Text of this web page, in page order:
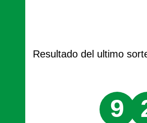
Resultado del ultimo
9